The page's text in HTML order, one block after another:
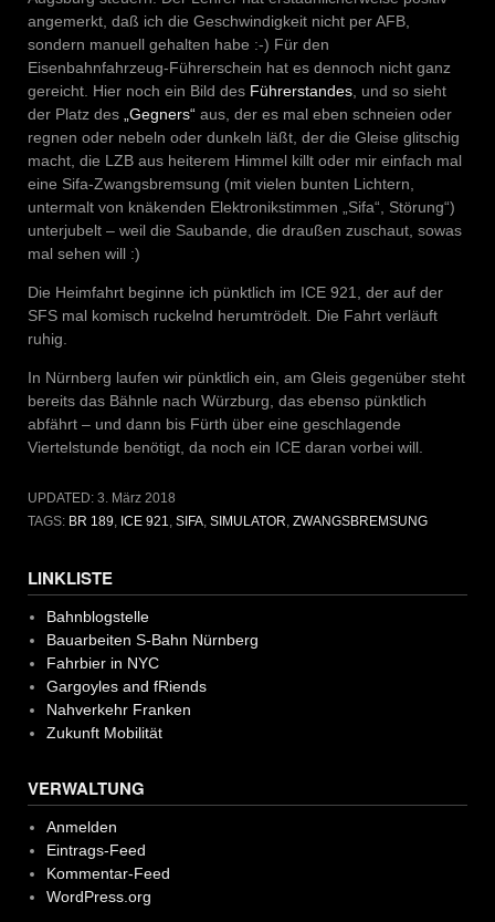
angemerkt, daß ich die Geschwindigkeit nicht per AFB,
sondern manuell gehalten habe :-) Für den
Eisenbahnfahrzeug-Führerschein hat es dennoch nicht ganz
gereicht. Hier noch ein Bild des Führerstandes , und so sieht
der Platz des „Gegners“ aus, der es mal eben schneien oder
regnen oder nebeln oder dunkeln läßt, der die Gleise glitschig
macht, die LZB aus heiterem Himmel killt oder mir einfach mal
eine Sifa-Zwangsbremsung (mit vielen bunten Lichtern,
untermalt von knäkenden Elektronikstimmen „Sifa“, Störung“)
unterjubelt – weil die Saubande, die draußen zuschaut, sowas
mal sehen will :)
Die Heimfahrt beginne ich pünktlich im ICE 921, der auf der
SFS mal komisch ruckelnd herumtrödelt. Die Fahrt verläuft
ruhig.
In Nürnberg laufen wir pünktlich ein, am Gleis gegenüber steht
bereits das Bähnle nach Würzburg, das ebenso pünktlich
abfährt – und dann bis Fürth über eine geschlagende
Viertelstunde benötigt, da noch ein ICE daran vorbei will.
UPDATED: 3. März 2018
TAGS: BR 189 ICE 921 SIFA SIMULATOR ZWANGSBREMSUNG
LINKLISTE
Bahnblogstelle
Bauarbeiten S-Bahn Nürnberg
Fahrbier in NYC
Gargoyles and fRiends
Nahverkehr Franken
Zukunft Mobilität
VERWALTUNG
Anmelden
Eintrags-Feed
Kommentar-Feed
WordPress.org